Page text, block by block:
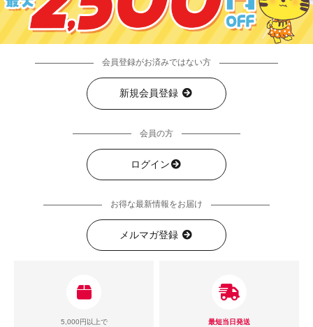
会員登録がお済みではない方
新規会員登録
会員の方
ログイン
お得な最新情報をお届け
メルマガ登録
5,000円以上で
最短当日発送